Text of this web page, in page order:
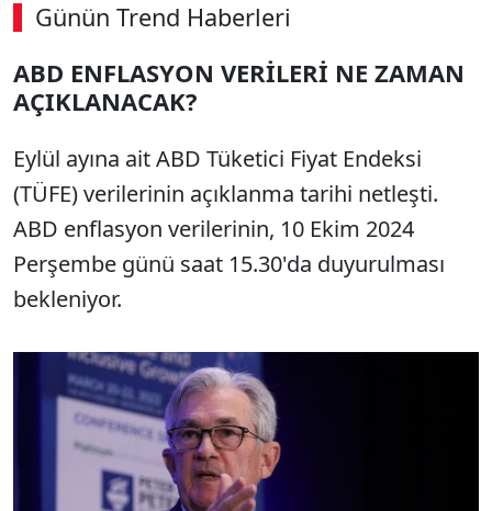
Günün Trend Haberleri
ABD ENFLASYON VERİLERİ NE ZAMAN
AÇIKLANACAK?
Eylül ayına ait ABD Tüketici Fiyat Endeksi
(TÜFE) verilerinin açıklanma tarihi netleşti.
ABD enflasyon verilerinin, 10 Ekim 2024
Perşembe günü saat 15.30'da duyurulması
bekleniyor.